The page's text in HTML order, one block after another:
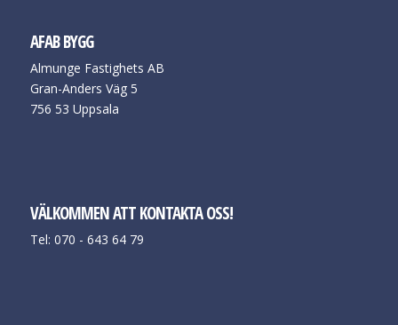
AFAB BYGG
Almunge Fastighets AB
Gran-Anders Väg 5
756 53 Uppsala
VÄLKOMMEN ATT KONTAKTA OSS!
Tel: 070 - 643 64 79